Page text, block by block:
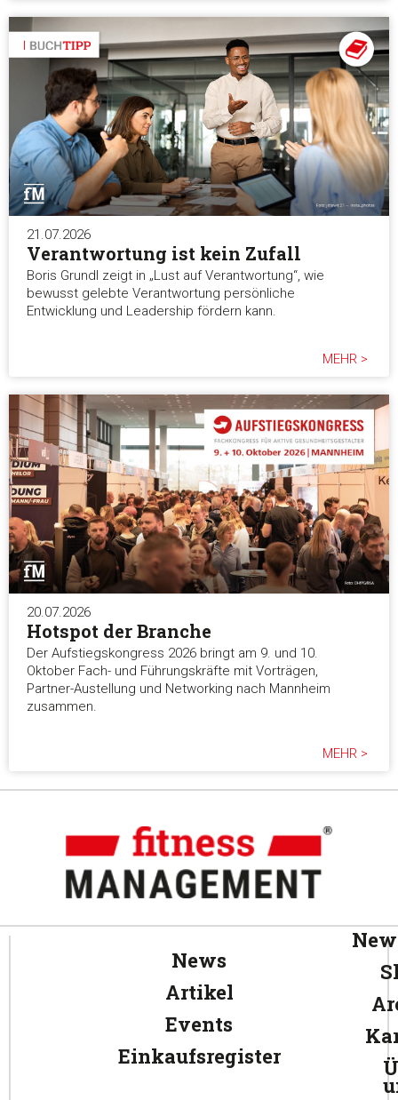
21.07.2026
Verantwortung ist kein Zufall
Boris Grundl zeigt in „Lust auf Verantwortung“, wie
bewusst gelebte Verantwortung persönliche
Entwicklung und Leadership fördern kann.
MEHR >
20.07.2026
Hotspot der Branche
Der Aufstiegskongress 2026 bringt am 9. und 10.
Oktober Fach- und Führungskräfte mit Vorträgen,
Partner-Austellung und Networking nach Mannheim
zusammen.
MEHR >
News
Artikel
Events
Einkaufsregister